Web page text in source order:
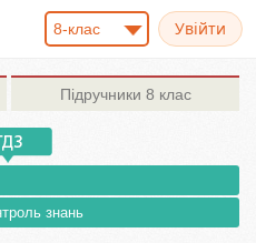
8-клас
Підручники 8 клас
знань